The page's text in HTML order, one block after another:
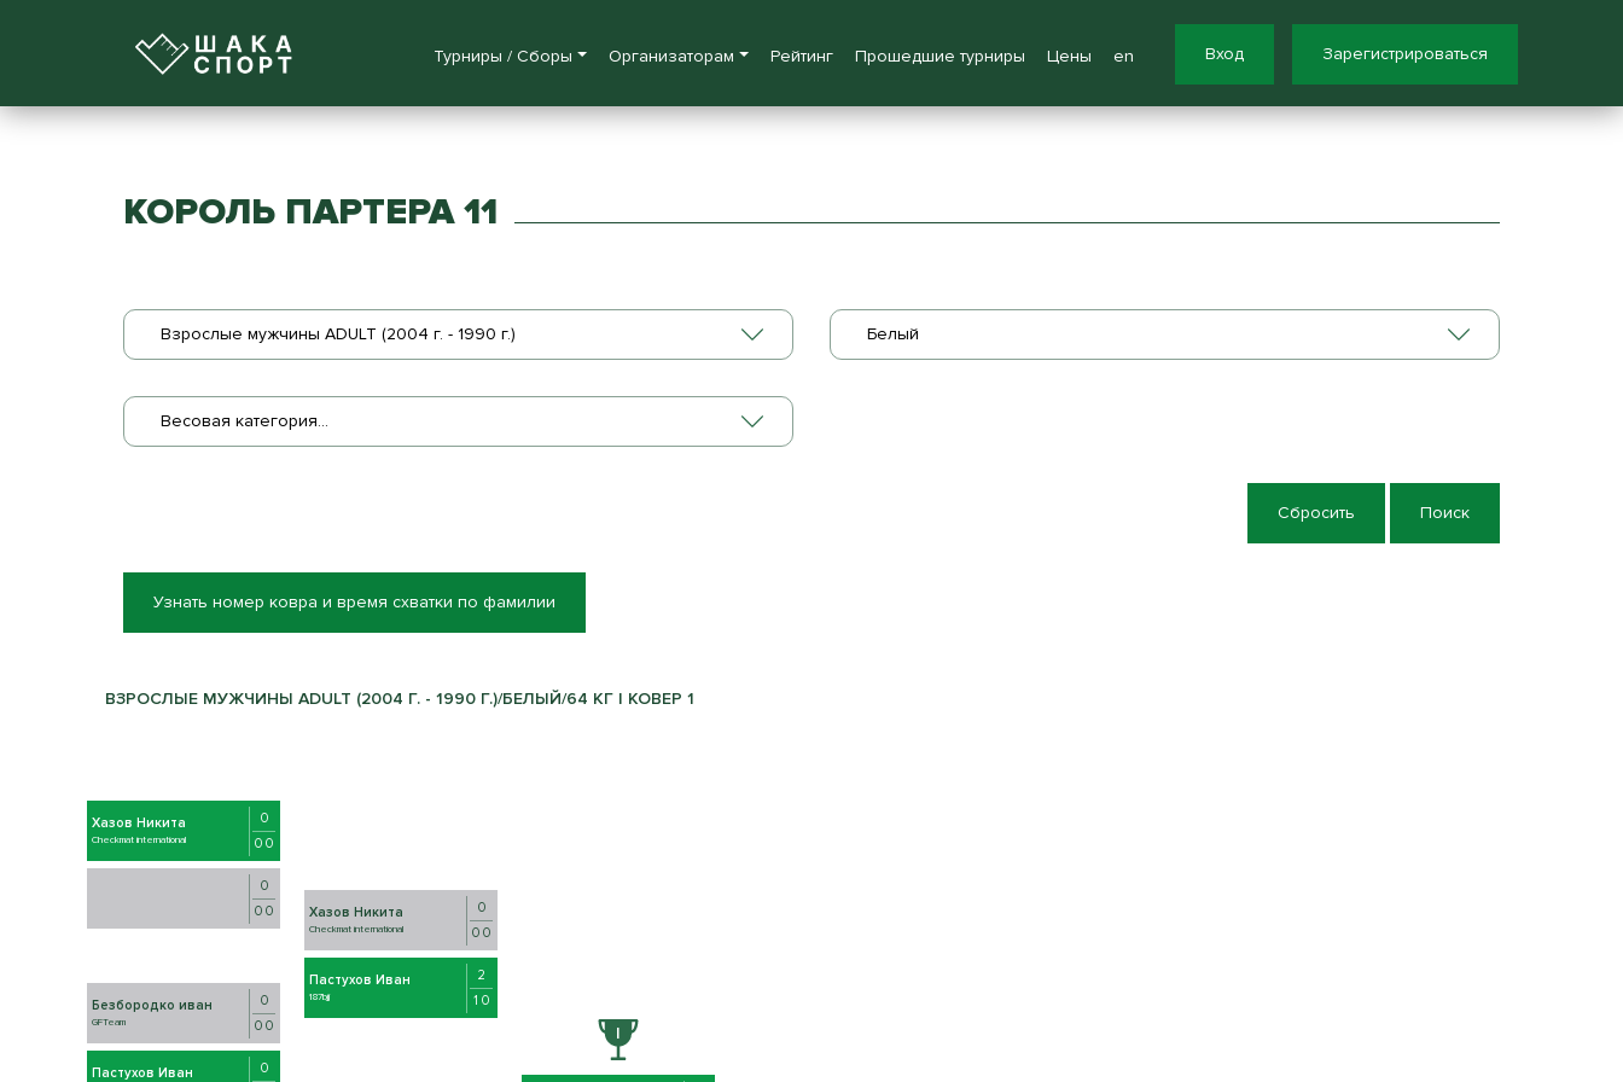
Турниры / Сборы Организаторам Рейтинг Прошедшие турниры Цены en Вход Зарегистрироваться
КОРОЛЬ ПАРТЕРА 11
Взрослые мужчины ADULT (2004 г. - 1990 г.) Белый
Весовая категория...
Сбросить Поиск
Узнать номер ковра и время схватки по фамилии
ВЗРОСЛЫЕ МУЖЧИНЫ ADULT (2004 Г. - 1990 Г.)/БЕЛЫЙ/64 КГ | КОВЕР 1
Хазов Никита
Checkmat international
0
0 0
0
0 0
Безбородко иван
GFTeam
0
0 0
Пастухов Иван
0
Хазов Никита
Checkmat international
0
0 0
Пастухов Иван
187bjj
2
1 0